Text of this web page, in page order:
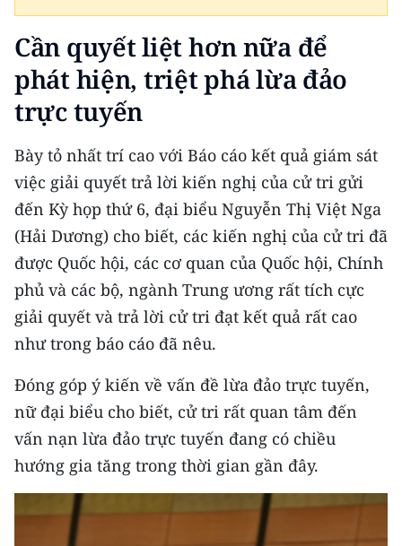
Media Giáo dục
Media Y tế
Media Khoa học - Công nghệ
Ảnh
Infographic
TIN MỚI
TIN ĐỊA PHƯƠNG
Trung du và miền núi phía Bắc
Đồng bằng sông Hồng
Bắc Trung Bộ
Duyên hải Nam Trung Bộ và Tây
Nguyên
Đông Nam Bộ
Cần quyết liệt hơn nữa để
phát hiện, triệt phá lừa đảo
trực tuyến
Bày tỏ nhất trí cao với Báo cáo kết quả giám sát
việc giải quyết trả lời kiến nghị của cử tri gửi
đến Kỳ họp thứ 6, đại biểu Nguyễn Thị Việt Nga
(Hải Dương) cho biết, các kiến nghị của cử tri đã
được Quốc hội, các cơ quan của Quốc hội, Chính
phủ và các bộ, ngành Trung ương rất tích cực
giải quyết và trả lời cử tri đạt kết quả rất cao
như trong báo cáo đã nêu.
Đóng góp ý kiến về vấn đề lừa đảo trực tuyến,
nữ đại biểu cho biết, cử tri rất quan tâm đến
vấn nạn lừa đảo trực tuyến đang có chiều
hướng gia tăng trong thời gian gần đây.